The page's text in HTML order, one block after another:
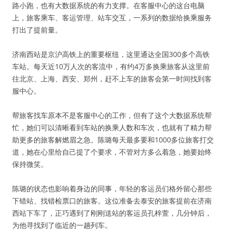
路小跑，也有大数据系统的有力支撑。在客服中心的这台电脑
上，旅客乘车、客运管理、站车交互，一系列的数据给换乘服务
打出了提前量。
济南西站是京沪高铁上的重要枢纽，这里通达全国300多个高铁
车站。每天近10万人次的客流中，有约4万多换乘旅客从这里前
往北京、上海、西安、郑州，赶不上车的旅客会第一时间找到客
服中心。
帮旅客找车原本不是客服中心的工作，但有了这个大数据系统帮
忙，她们可以清晰看到车站的换乘人数和车次，也就有了精力帮
助更多的旅客解燃眉之急。陈璐每天最多要和1000多位旅客打交
道，她在心里给自己提了个要求，不管对方多么着急，她要始终
保持微笑。
陈璐的状态也影响着身边的同事，年轻的客运员们格外留心那些
下错站、找错检票口的旅客。这位准备去泰安的旅客提前在济南
西站下车了，正巧遇到了刚刚送站的客运员孔梓萱，几分钟后，
为他寻找到了临近的一趟列车。